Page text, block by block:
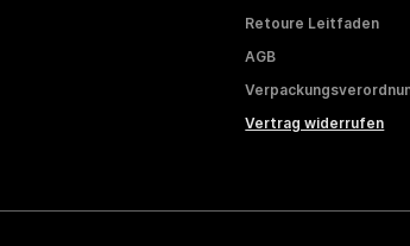
Retoure Leitfaden
AGB
Vertrag widerrufen